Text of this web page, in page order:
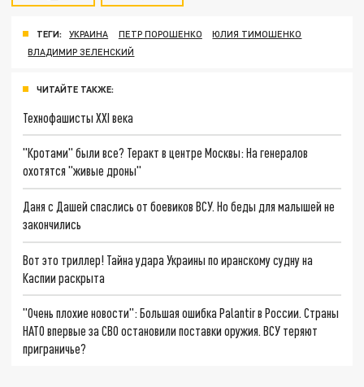
ТЕГИ: УКРАИНА ПЕТР ПОРОШЕНКО
ЮЛИЯ ТИМОШЕНКО
ВЛАДИМИР ЗЕЛЕНСКИЙ
ЧИТАЙТЕ ТАКЖЕ:
Технофашисты XXI века
"Кротами" были все? Теракт в центре Москвы: На генералов
охотятся "живые дроны"
Даня с Дашей спаслись от боевиков ВСУ. Но беды для малышей не
закончились
Вот это триллер! Тайна удара Украины по иранскому судну на
Каспии раскрыта
"Очень плохие новости": Большая ошибка Palantir в России. Страны
НАТО впервые за СВО остановили поставки оружия. ВСУ теряют
приграничье?